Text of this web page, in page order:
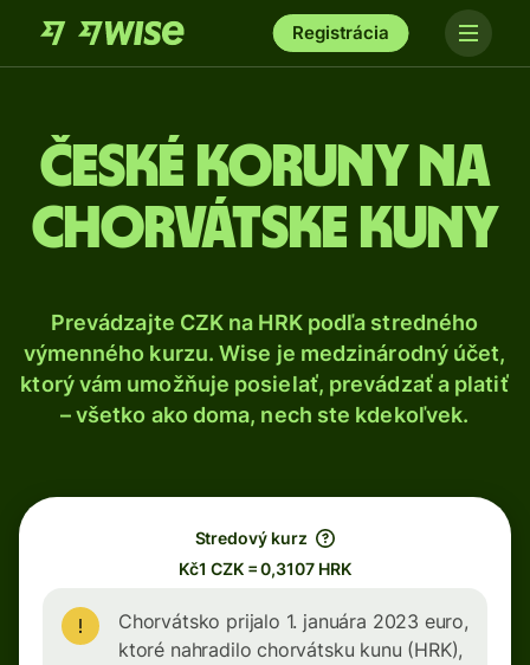
Registrácia
České koruny na
chorvátske kuny
Prevádzajte CZK na HRK podľa stredného
výmenného kurzu. Wise je medzinárodný účet,
ktorý vám umožňuje posielať, prevádzať a platiť
– všetko ako doma, nech ste kdekoľvek.
Stredový kurz
Kč1 CZK = 0,3107 HRK
Chorvátsko prijalo 1. januára 2023 euro,
ktoré nahradilo chorvátsku kunu (HRK),